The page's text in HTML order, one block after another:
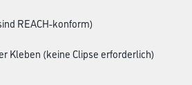
REACH-konform)
Kleben (keine Clipse erforderlich)